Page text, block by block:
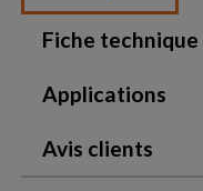
Fiche
Applications
Avis clients